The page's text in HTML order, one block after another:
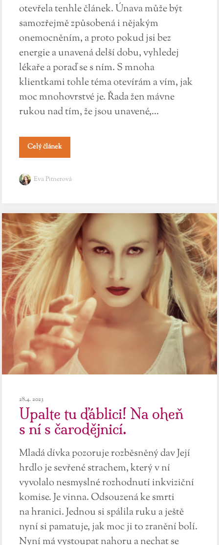
otevřela tenhle článek. Únava může být
samozřejmě způsobená i nějakým
onemocněním, a proto pokud jsi bez
energie a unavená delší dobu, vyhledej
lékaře a poraď se s ním. S mnoha
klientkami tohle téma otevírám a vím, jak
moc mnohovrstvé je. Řada žen mávne
rukou nad tím, že jsou unavené,...
Celý článek
Eva Pitnerová
28.4. 2023
Upalte tu ďáblici! Na oheň
s ní s čarodějnicí.
Mladá dívka pozoruje rozběsněný dav Její
hrdlo je sevřené strachem, který v ní
vyvolalo nesmyslné rozhodnutí inkviziční
komise. Je vinna. Odsouzená ke smrti
na hranici. Jednou si spálila ruku a ještě
nyní si pamatuje, jak moc ji to zranění bolí.
Nyní má vystoupat nahoru a nechat se